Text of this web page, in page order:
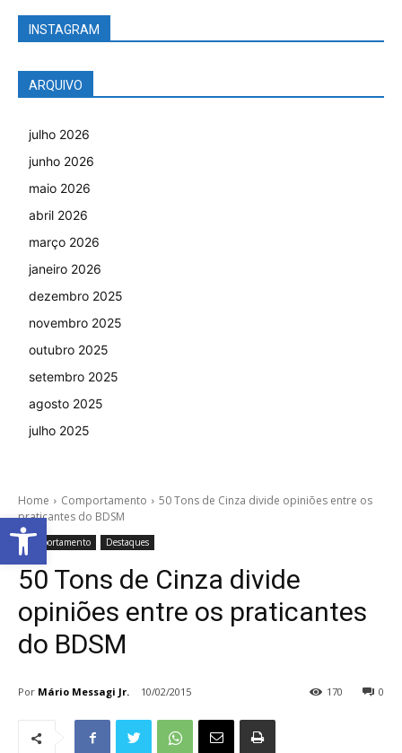
INSTAGRAM
ARQUIVO
julho 2026
junho 2026
maio 2026
abril 2026
março 2026
janeiro 2026
dezembro 2025
novembro 2025
outubro 2025
setembro 2025
agosto 2025
julho 2025